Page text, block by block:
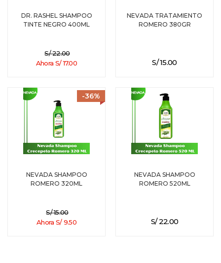
DR. RASHEL SHAMPOO
TINTE NEGRO 400ML
S/ 22.00
Ahora S/ 17.00
NEVADA TRATAMIENTO
ROMERO 380GR
S/ 15.00
-36%
NEVADA SHAMPOO
ROMERO 320ML
S/ 15.00
Ahora S/ 9.50
NEVADA SHAMPOO
ROMERO 520ML
S/ 22.00